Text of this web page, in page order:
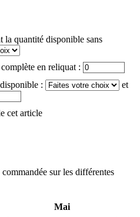
la quantité disponible sans
en reliquat :
:
et
cet article
sur les différentes
Mai